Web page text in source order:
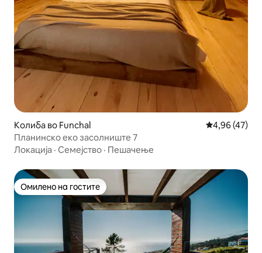
Колиба во Funchal Просечна
4,96 (47)
Планинско еко засолниште 7
Локација · Семејство · Пешачење
Омилено на гостите
Омилено на гостите